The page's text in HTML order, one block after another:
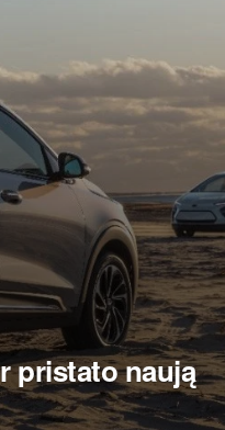
pristato naują